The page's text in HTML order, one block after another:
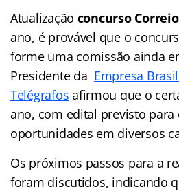
Atualização concurso
ano, é provável que o
forme uma comissão ainda
Presidente da Empresa
Telégrafos afirmou que o
ano, com edital previsto
oportunidades em diversos
Os próximos passos para a
foram discutidos, indicando